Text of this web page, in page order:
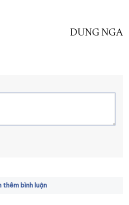
DUNG NGA
thêm bình luận